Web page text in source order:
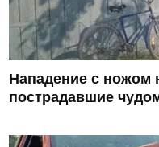
Нападение с ножом
пострадавшие